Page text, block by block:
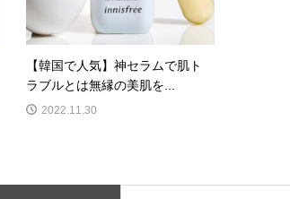
【韓国で人気】神セラムで肌ト
ラブルとは無縁の美肌を...
2022.11.30